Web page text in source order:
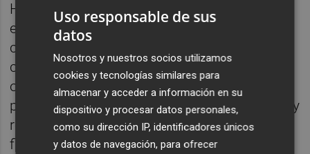
HWK Tech Investment es un fondo
especializado en compañías tecnológicas
con potencial disruptivo en sectores clave
como la IA, la ciberseguridad y la
observabilidad. Fundado y dirigido por
perfiles con una sólida trayectoria operativa y
regulatoria, HWK combina el capital
financiero con un enfoque hands-on que
Uso responsable de sus
datos
Nosotros y nuestros socios utilizamos
cookies y tecnologías similares para
almacenar y acceder a información en su
dispositivo y procesar datos personales,
como su dirección IP, identificadores únicos
y datos de navegación, para ofrecer